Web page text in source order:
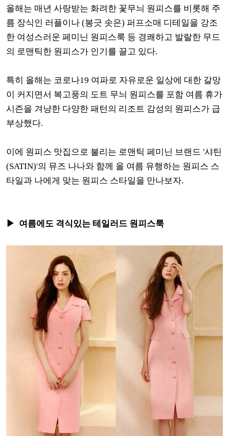
올해는 매년 사랑받는 화려한 꽃무늬 원피스를 비롯해 주
름 장식인 러플이나 (봉긋 솟은) 퍼프소매 디테일을 강조
한 여성스러운 페미닌 원피스룩 등 경쾌하고 발랄한 무드
의 로맨틱한 원피스가 인기를 끌고 있다.
특히 올해는 코로나19 여파로 자유로운 일상에 대한 갈망
이 커지면서 복고풍의 도트 무늬 원피스를 포함 여름 휴가
시즌을 겨냥한 다양한 패턴의 리조트 감성의 원피스가 급
부상했다.
이에 원피스 맛집으로 불리는 로맨틱 페미닌 브랜드 '샤틴
(SATIN)'의 뮤즈 나나와 함께 올 여름 유행하는 원피스 스
타일과 나에게 맞는 원피스 스타일을 만나보자.
▶ 여름에도 격식있는 테일러드 원피스룩